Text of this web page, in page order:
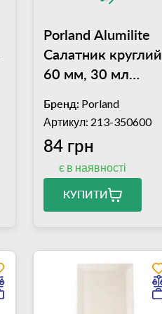
Porland Alumilite
Салатник круглий
60 мм, 30 мл
Бренд: Porland
Артикул: 213-350600
84 грн
є в наявності
КУПИТИ